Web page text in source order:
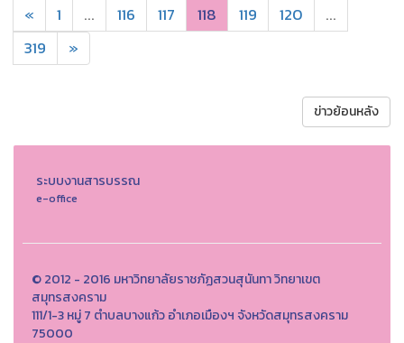
« 1 ... 116 117 118 119 120
...
319
»
ข่าวย้อนหลัง
ระบบงานสารบรรณ
e-office
© 2012 - 2016 มหาวิทยาลัยราชภัฏสวนสุนันทา วิทยาเขต
สมุทรสงคราม
111/1-3 หมู่ 7 ตำบลบางแก้ว อำเภอเมืองฯ จังหวัดสมุทรสงคราม
75000